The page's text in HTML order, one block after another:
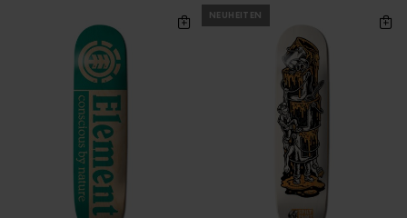
NEUHEITEN